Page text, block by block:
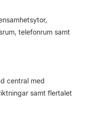
telefonrum samt
central med
samt flertalet